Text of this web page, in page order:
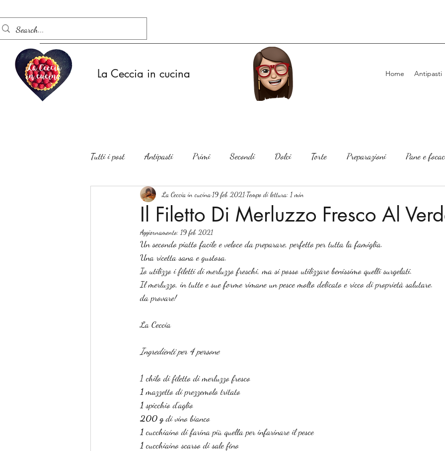
La Ceccia in cucina Home Antipasti
Tutti i post Antipasti Primi Secondi Dolci Torte Preparazioni Pane e
Il Filetto Di Merluzzo Fresco Al
La Ceccia in cucina 19 feb 2021 Tempo di lettura: 1 min
Aggiornamento: 19 feb 2021
Un secondo piatto facile e veloce da preparare, perfetto per tutta la famiglia.
Una ricetta sana e gustosa.
Io utilizzo i filetti di merluzzo freschi, ma si posso utilizzare benissimo quelli surgelati.
Il merluzzo, in tutte e sue forme rimane un pesce molto delicato e ricco di proprietà salutare.
da provare!
La Ceccia
Ingredienti per 4 persone
1 chilo di filetto di merluzzo fresco
1 mazzetto di prezzemolo tritato
1 spicchio d'aglio
200 g di vino bianco
1 cucchiaino di farina più quella per infarinare il pesce
1 cucchiaino scarso di sale fino